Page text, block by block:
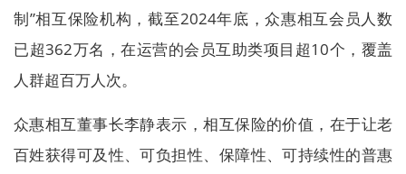
制”相互保险机构，截至2024年底，众惠相互会员人数
已超362万名，在运营的会员互助类项目超10个，覆盖
人群超百万人次。
众惠相互董事长李静表示，相互保险的价值，在于让老
百姓获得可及性、可负担性、保障性、可持续性的普惠